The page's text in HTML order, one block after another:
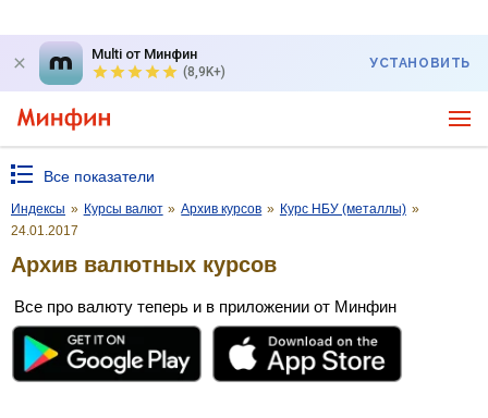
Multi от Минфин
(8,9K+)
УСТАНОВИТЬ
Все показатели
Индексы » Курсы валют » Архив курсов » Курс НБУ (металлы) »
24.01.2017
Архив валютных курсов
Все про валюту теперь и в приложении от Минфин